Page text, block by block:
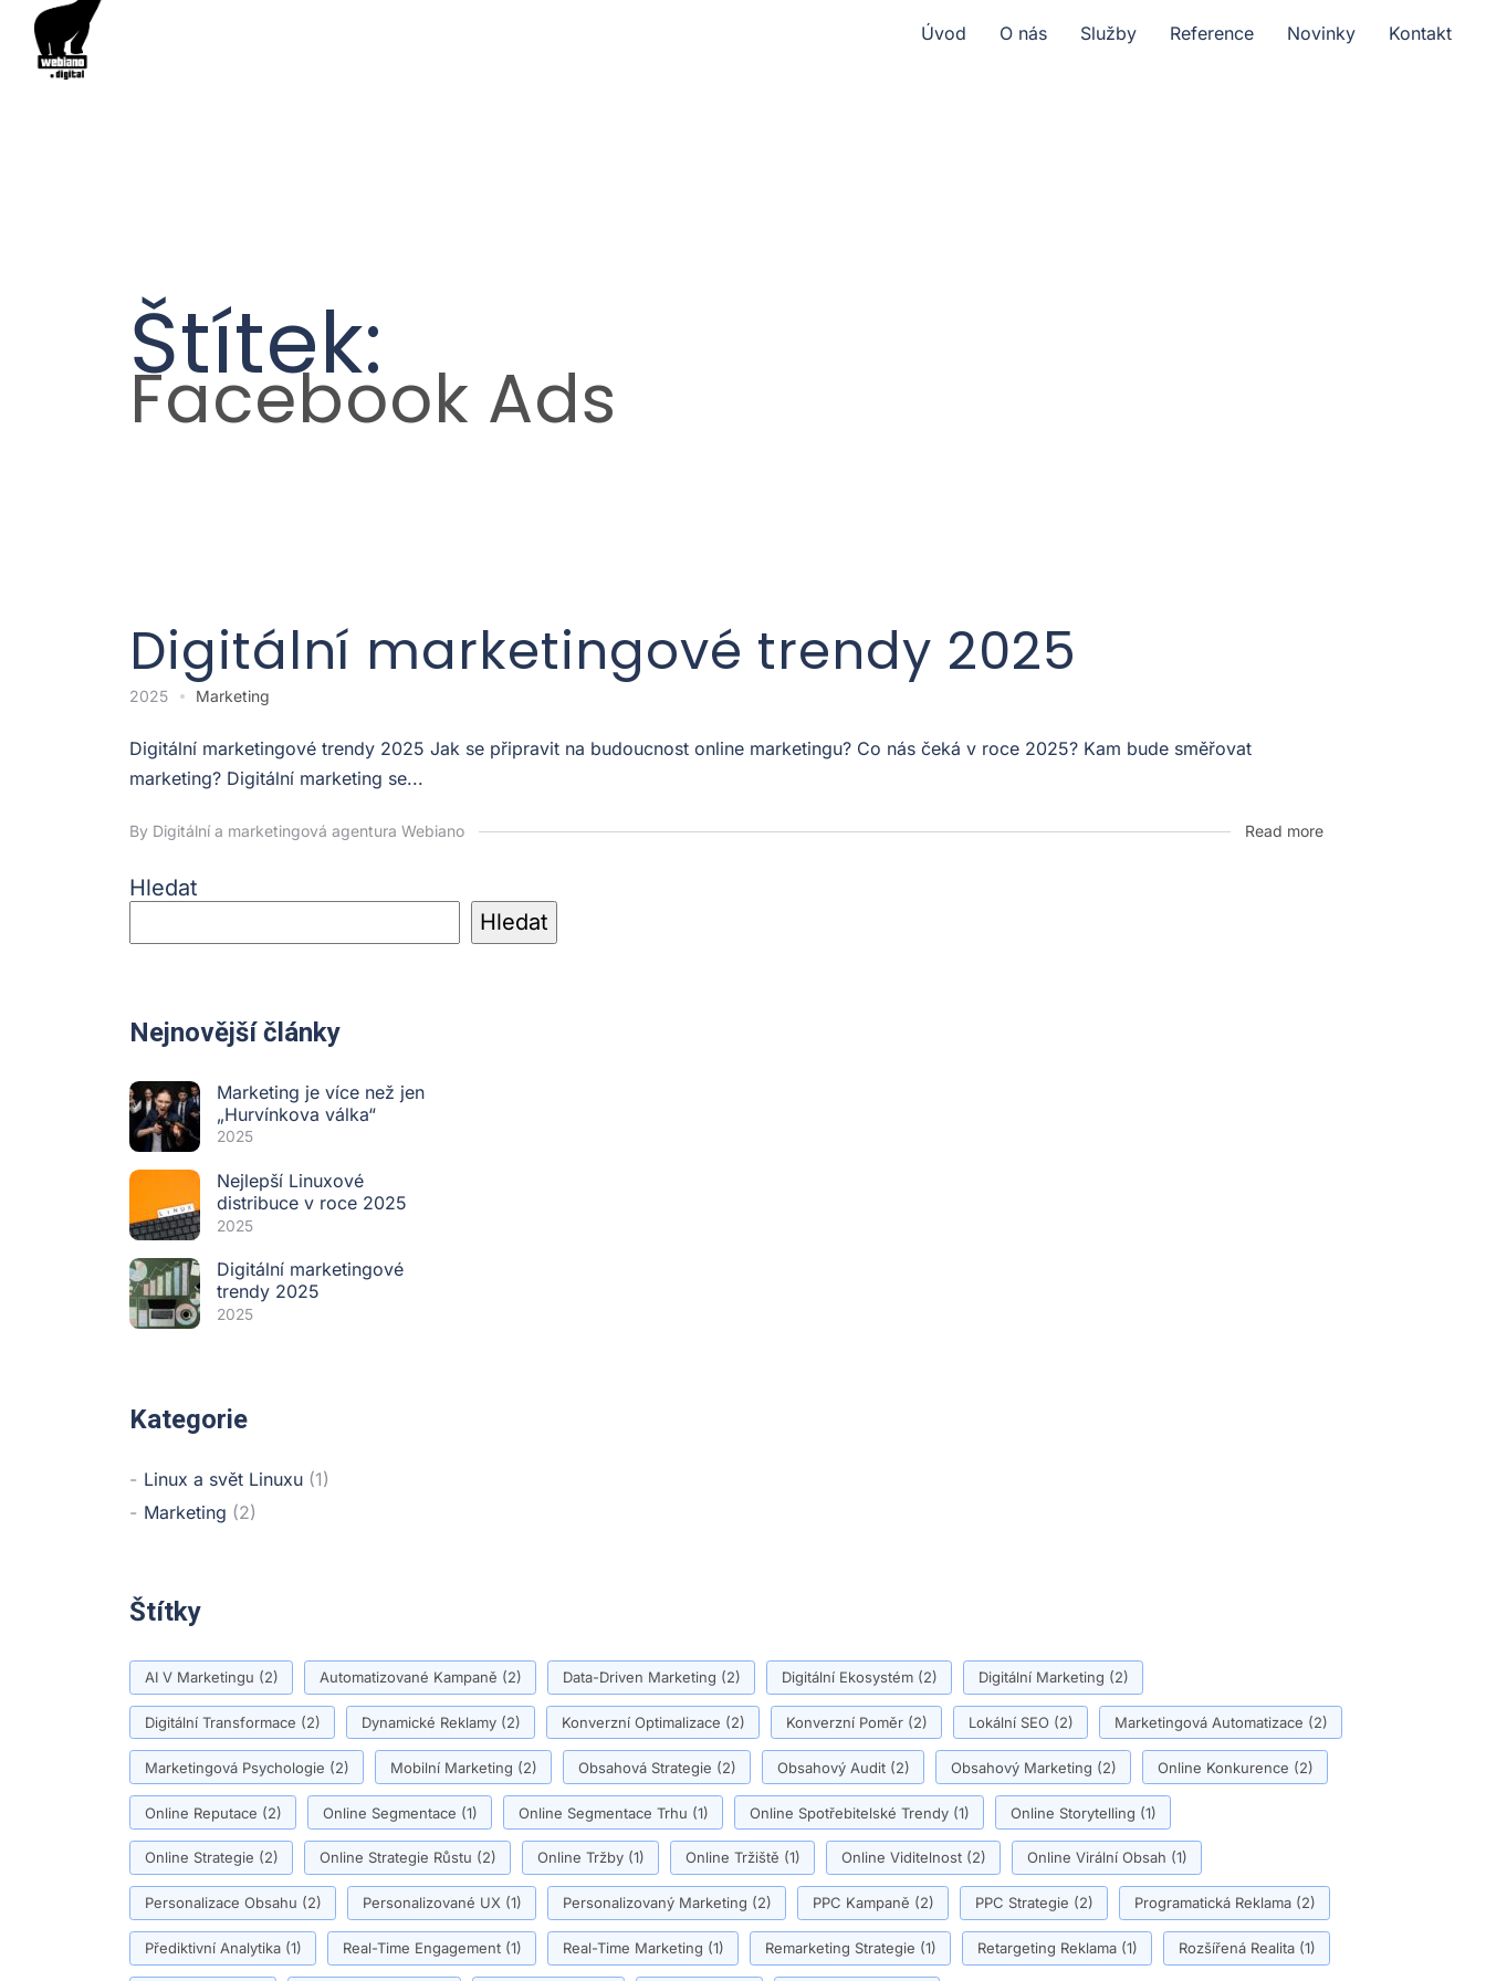
Úvod O nás Služby Reference Novinky Kontakt
Štítek:
Facebook Ads
Digitální marketingové trendy 2025
2025 Marketing
Digitální marketingové trendy 2025 Jak se připravit na budoucnost online marketingu? Co nás čeká v roce 2025? Kam bude směřovat
marketing? Digitální marketing se...
By Digitální a marketingová agentura Webiano Read more
Hledat
Hledat
Nejnovější články
Marketing je více než jen
„Hurvínkova válka“
2025
Nejlepší Linuxové
distribuce v roce 2025
2025
Digitální marketingové
trendy 2025
2025
Kategorie
Linux a svět Linuxu (1)
Marketing (2)
Štítky
AI V Marketingu (2) Automatizované Kampaně (2) Data-Driven Marketing (2) Digitální Ekosystém(2) Digitální Marketing (2)
Digitální Transformace (2) Dynamické Reklamy(2) Konverzní Optimalizace (2) Konverzní Poměr(2) Lokální SEO(2) Marketingová Automatizace (2)
Marketingová Psychologie (2) Mobilní Marketing (2) Obsahová Strategie (2) Obsahový Audit(2) Obsahový Marketing (2) Online Konkurence (2)
Online Reputace (2) Online Segmentace (1) Online Segmentace Trhu (1) Online Spotřebitelské Trendy(1) Online Storytelling (1)
Online Strategie (2) Online Strategie Růstu (2) Online Tržby(1) Online Tržiště (1) Online Viditelnost(2) Online Virální Obsah (1)
Personalizace Obsahu (2) Personalizované UX(1) Personalizovaný Marketing (2) PPC Kampaně (2) PPC Strategie (2) Programatická Reklama(2)
Přediktivní Analytika(1) Real-Time Engagement(1) Real-Time Marketing (1) Remarketing Strategie (1) Retargeting Reklama(1) Rozšířená Realita(1)